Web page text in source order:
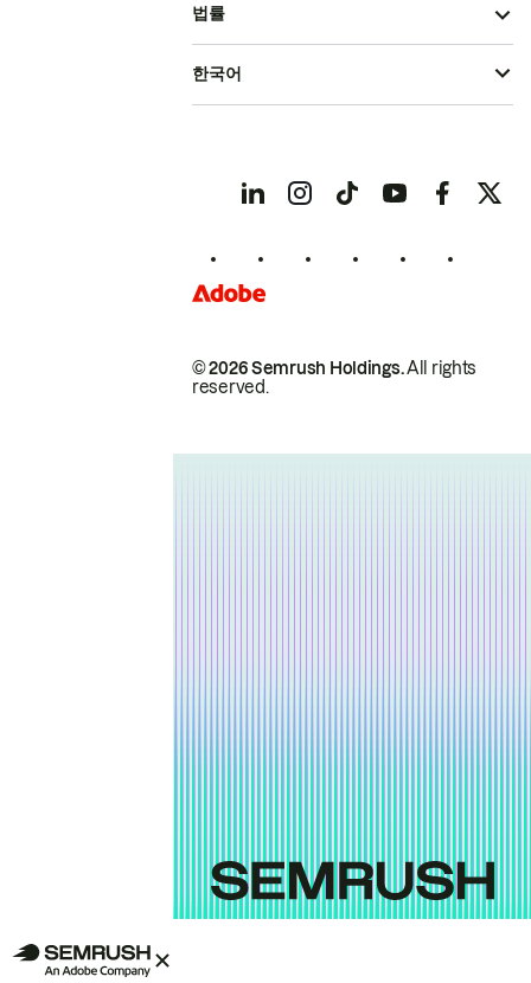
© 2026 Semrush Holdings.All rights
reserved.
법률
한국어